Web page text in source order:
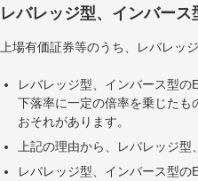
レバレッジ型、インバー
上場有価証券等のうち、レバレ
レバレッジ型、インバース型
下落率に一定の倍率を乗じた
おそれがあります。
上記の理由から、レバレッジ
レバレッジ型、インバース型